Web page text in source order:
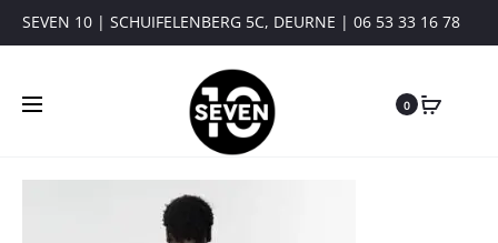
SEVEN 10 | SCHUIFELENBERG 5C, DEURNE | 06 53 33 16 78
0